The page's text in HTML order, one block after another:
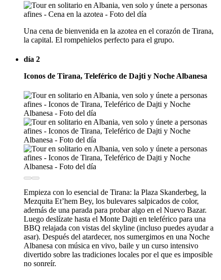
Una cena de bienvenida en la azotea en el corazón de Tirana,
la capital. El rompehielos perfecto para el grupo.
día 2
Iconos de Tirana, Teleférico de Dajti y Noche Albanesa
Empieza con lo esencial de Tirana: la Plaza Skanderbeg, la
Mezquita Et’hem Bey, los bulevares salpicados de color,
además de una parada para probar algo en el Nuevo Bazar.
Luego deslízate hasta el Monte Dajti en teleférico para una
BBQ relajada con vistas del skyline (incluso puedes ayudar a
asar). Después del atardecer, nos sumergimos en una Noche
Albanesa con música en vivo, baile y un curso intensivo
divertido sobre las tradiciones locales por el que es imposible
no sonreír.